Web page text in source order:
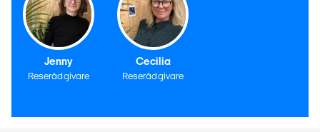
Jenny
Reserådgivare
Cecilia
Reserådgivare